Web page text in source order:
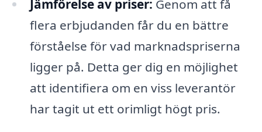
Jämförelse av priser: Genom att få
flera erbjudanden får du en bättre
förståelse för vad marknadspriserna
ligger på. Detta ger dig en möjlighet
att identifiera om en viss leverantör
har tagit ut ett orimligt högt pris.